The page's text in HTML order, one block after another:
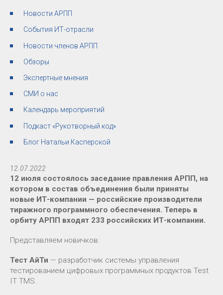
Новости АРПП
События ИТ-отрасли
Новости членов АРПП
Обзоры
Экспертные мнения
СМИ о нас
Календарь мероприятий
Подкаст «Рукотворный код»
Блог Натальи Касперской
12.07.2022
12 июля состоялось заседание правления АРПП, на
котором в состав объединения были приняты
новые ИТ-компании — российские производители
тиражного программного обеспечения. Теперь в
орбиту АРПП входят 233 российских ИТ-компании.
Представляем новичков:
Тест АйТи — разработчик системы управления
тестированием цифровых программных продуктов Test
IT TMS.